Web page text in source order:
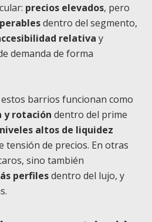
precios elevados, pero
dentro del segmento,
relativa y
demanda de forma
barrios funcionan como
y rotación dentro del prime
niveles altos de liquidez
tensión de precios. En otras
sino también
perfilesdentro del lujo, y